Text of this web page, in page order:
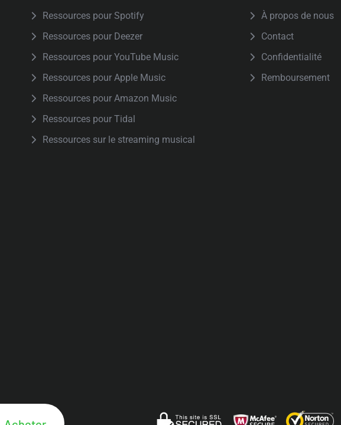
Ressources pour Spotify
Ressources pour Deezer
Ressources pour YouTube Music
Ressources pour Apple Music
Ressources pour Amazon Music
Ressources pour Tidal
Ressources sur le streaming musical
À propos de nous
Contact
Confidentialité
Remboursement